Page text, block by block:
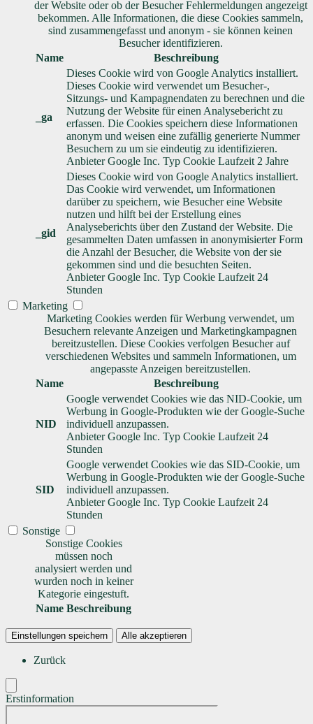
der Website oder ob der Besucher Fehlermeldungen angezeigt
bekommen. Alle Informationen, die diese Cookies sammeln,
sind zusammengefasst und anonym - sie können keinen
Besucher identifizieren.
Name
Beschreibung
_ga
Dieses Cookie wird von Google Analytics installiert.
Dieses Cookie wird verwendet um Besucher-,
Sitzungs- und Kampagnendaten zu berechnen und die
Nutzung der Website für einen Analysebericht zu
erfassen. Die Cookies speichern diese Informationen
anonym und weisen eine zufällig generierte Nummer
Besuchern zu um sie eindeutig zu identifizieren.
Anbieter Google Inc. Typ Cookie Laufzeit 2 Jahre
_gid
Dieses Cookie wird von Google Analytics installiert.
Das Cookie wird verwendet, um Informationen
darüber zu speichern, wie Besucher eine Website
nutzen und hilft bei der Erstellung eines
Analyseberichts über den Zustand der Website. Die
gesammelten Daten umfassen in anonymisierter Form
die Anzahl der Besucher, die Website von der sie
gekommen sind und die besuchten Seiten.
Anbieter Google Inc. Typ Cookie Laufzeit 24
Stunden
Marketing
Marketing Cookies werden für Werbung verwendet, um
Besuchern relevante Anzeigen und Marketingkampagnen
bereitzustellen. Diese Cookies verfolgen Besucher auf
verschiedenen Websites und sammeln Informationen, um
angepasste Anzeigen bereitzustellen.
Name
Beschreibung
NID
Google verwendet Cookies wie das NID-Cookie, um
Werbung in Google-Produkten wie der Google-Suche
individuell anzupassen.
Anbieter Google Inc. Typ Cookie Laufzeit 24
Stunden
SID
Google verwendet Cookies wie das SID-Cookie, um
Werbung in Google-Produkten wie der Google-Suche
individuell anzupassen.
Anbieter Google Inc. Typ Cookie Laufzeit 24
Stunden
Sonstige
Sonstige Cookies
müssen noch
analysiert werden und
wurden noch in keiner
Kategorie eingestuft.
Name Beschreibung
Einstellungen speichern Alle akzeptieren
Zurück
Erstinformation